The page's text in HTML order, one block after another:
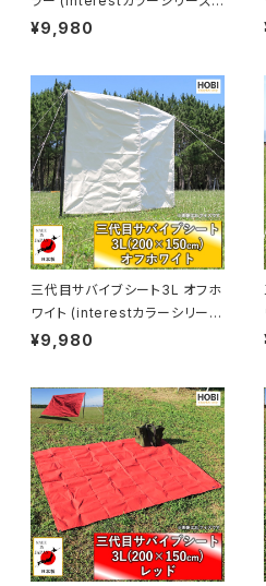
[HOBI]【日本製】極軽上質帆布
ト 頑丈ハトメ×4 キャンプ アウト
ドア レジャー マット 海 ビーチ
おしゃれ タン [MADE IN JAPA
N]
¥9,980
三代目サバイブシート3L オフホ
ワイト (interestカラーシリー
ズ) [HOBI]【日本製】極軽上質
量 マルチシート 頑丈ハトメ×4
キャンプ アウトドア レジャー マ
ット 海 ビーチ おしゃれ 白 [MA
DE IN JAPAN]
¥9,980